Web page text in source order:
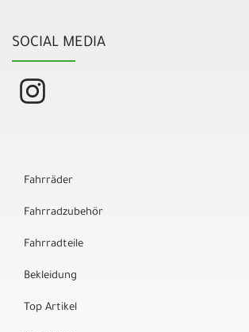
SOCIAL MEDIA
Fahrräder
Fahrradzubehör
Fahrradteile
Bekleidung
Top Artikel